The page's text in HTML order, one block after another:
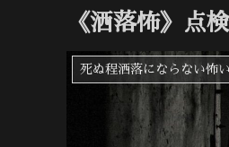
《洒落怖》点
死ぬ程洒落にならない怖